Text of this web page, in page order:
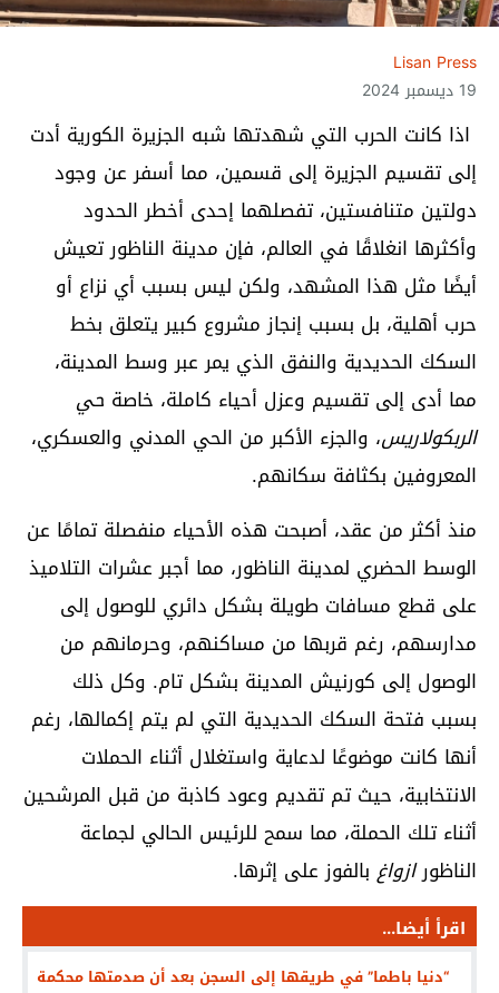
Lisan Press
19 ديسمبر 2024
اذا كانت الحرب التي شهدتها شبه الجزيرة الكورية أدت
إلى تقسيم الجزيرة إلى قسمين، مما أسفر عن وجود
دولتين متنافستين، تفصلهما إحدى أخطر الحدود
وأكثرها انغلاقًا في العالم، فإن مدينة الناظور تعيش
أيضًا مثل هذا المشهد، ولكن ليس بسبب أي نزاع أو
حرب أهلية، بل بسبب إنجاز مشروع كبير يتعلق بخط
السكك الحديدية والنفق الذي يمر عبر وسط المدينة،
مما أدى إلى تقسيم وعزل أحياء كاملة، خاصة حي
الربكولاريس، والجزء الأكبر من الحي المدني والعسكري،
المعروفين بكثافة سكانهم.
منذ أكثر من عقد، أصبحت هذه الأحياء منفصلة تمامًا عن
الوسط الحضري لمدينة الناظور، مما أجبر عشرات التلاميذ
على قطع مسافات طويلة بشكل دائري للوصول إلى
مدارسهم، رغم قربها من مساكنهم، وحرمانهم من
الوصول إلى كورنيش المدينة بشكل تام. وكل ذلك
بسبب فتحة السكك الحديدية التي لم يتم إكمالها، رغم
أنها كانت موضوعًا لدعاية واستغلال أثناء الحملات
الانتخابية، حيث تم تقديم وعود كاذبة من قبل المرشحين
أثناء تلك الحملة، مما سمح للرئيس الحالي لجماعة
الناظورازواغ بالفوز على إثرها.
اقرأ أيضا...
“دنيا باطما” في طريقها إلى السجن بعد أن صدمتها محكمة